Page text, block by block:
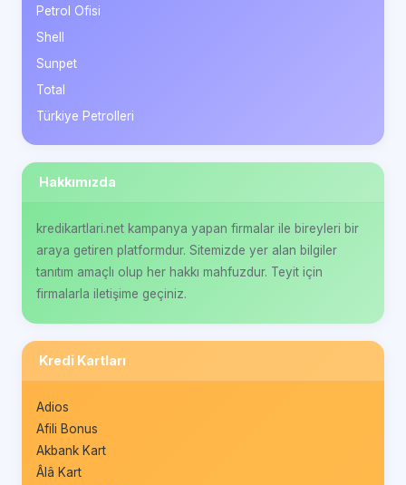
Petrol Ofisi
Shell
Sunpet
Total
Türkiye Petrolleri
Hakkımızda
kredikartlari.net kampanya yapan firmalar ile bireyleri bir
araya getiren platformdur. Sitemizde yer alan bilgiler
tanıtım amaçlı olup her hakkı mahfuzdur. Teyit için
firmalarla iletişime geçiniz.
Kredi Kartları
Adios
Afili Bonus
Akbank Kart
Âlâ Kart